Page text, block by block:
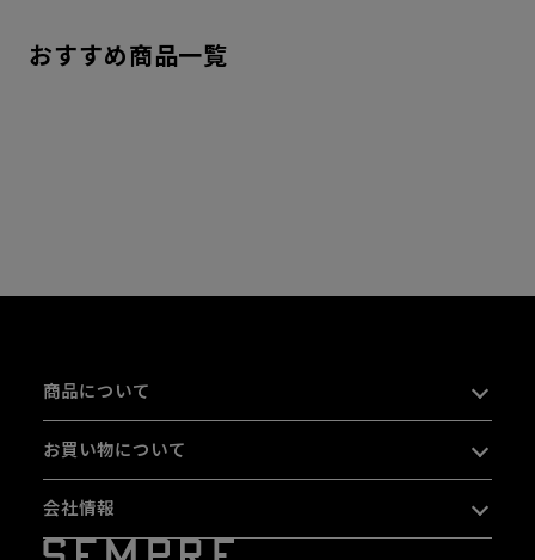
おすすめ商品一覧
商品について
お買い物について
会社情報